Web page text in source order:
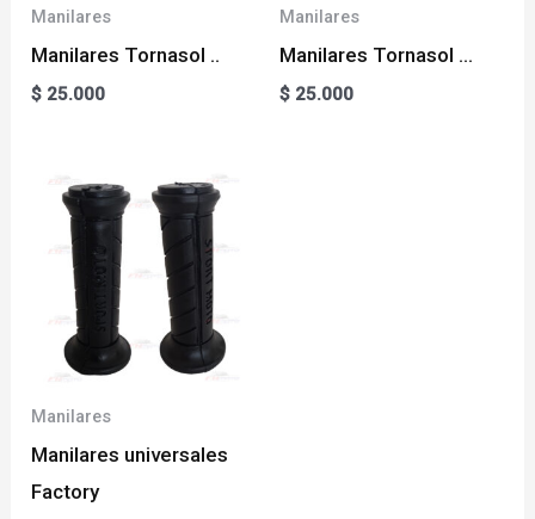
Manilares
Manilares Tornasol ..
$ 25.000
Manilares
Manilares Tornasol …
$ 25.000
Manilares
Manilares universales
Factory